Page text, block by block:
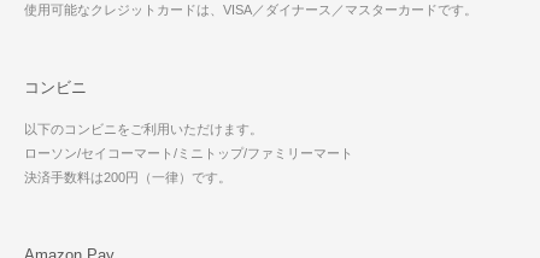
使用可能なクレジットカードは、VISA／ダイナース／マスターカードです。
コンビニ
以下のコンビニをご利用いただけます。
ローソン/セイコーマート/ミニトップ/ファミリーマート
決済手数料は200円（一律）です。